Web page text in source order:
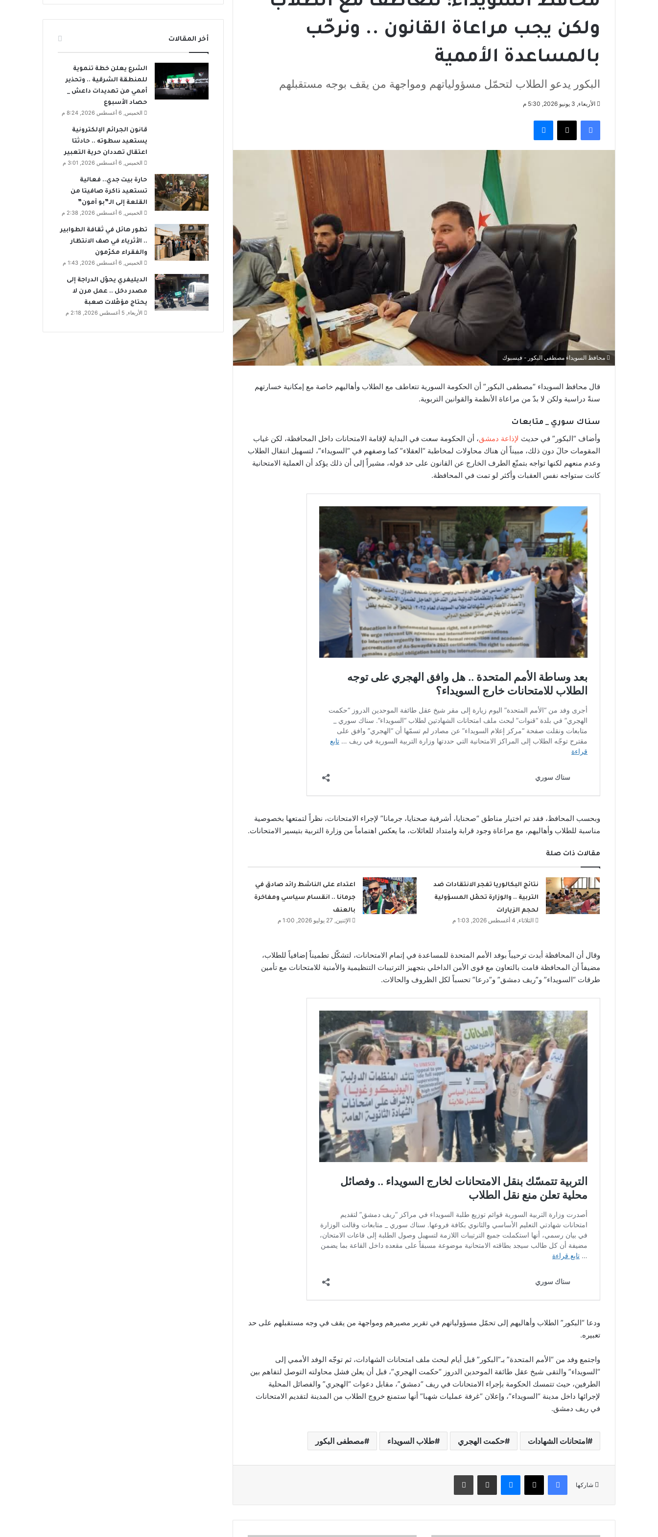
ولكن يجب مراعاة القانون .. ونرحّب
بالمساعدة الأممية
البكور يدعو الطلاب لتحمّل مسؤولياتهم ومواجهة من يقف بوجه مستقبلهم
الأربعاء, 3 يونيو 2026, 5:30 م
فيسبوك
محافظ السويداء مصطفى البكور - فيسبوك
قال محافظ السويداء “مصطفى البكور” أن الحكومة السورية تتعاطف مع الطلاب وأهاليهم خاصة مع إمكانية خسارتهم
سنةً دراسية ولكن لا بدّ من مراعاة الأنظمة والقوانين التربوية.
سناك سوري _ متابعات
وأضاف “البكور” في حديث لإذاعة دمشق، أن الحكومة سعت في البداية لإقامة الامتحانات داخل المحافظة، لكن غياب
المقومات حالَ دون ذلك، مبيناً أن هناك محاولات لمخاطبة “العقلاء” كما وصفهم في “السويداء”، لتسهيل انتقال الطلاب
وعدم منعهم لكنها تواجه بتمنّع الطرف الخارج عن القانون على حد قوله، مشيراً إلى أن ذلك يؤكد أن العملية الامتحانية
كانت ستواجه نفس العقبات وأكثر لو تمت في المحافظة.
وبحسب المحافظ، فقد تم اختيار مناطق “صحنايا، أشرفية صحنايا، جرمانا” لإجراء الامتحانات، نظراً لتمتعها بخصوصية
مناسبة للطلاب وأهاليهم، مع مراعاة وجود قرابة وامتداد للعائلات، ما يعكس اهتماماً من وزارة التربية بتيسير الامتحانات.
مقالات ذات صلة
نتائج البكالوريا تفجر الانتقادات ضد
التربية .. والوزارة تحمّل المسؤولية
لحجم الزيارات
الثلاثاء, 4 أغسطس 2026, 1:03 م
اعتداء على الناشط رائد صادق في
جرمانا .. انقسام سياسي ومفاخرة
بالعنف
الإثنين, 27 يوليو 2026, 1:00 م
وقال أن المحافظة أبدت ترحيباً بوفد الأمم المتحدة للمساعدة في إتمام الامتحانات، لتشكّل تطميناً إضافياً للطلاب،
مضيفاً أن المحافظة قامت بالتعاون مع قوى الأمن الداخلي بتجهيز الترتيبات التنظيمية والأمنية للامتحانات مع تأمين
طرقات “السويداء” و”ريف دمشق” و”درعا” تحسباً لكل الظروف والحالات.
ودعا “البكور” الطلاب وأهاليهم إلى تحمّل مسؤولياتهم في تقرير مصيرهم ومواجهة من يقف في وجه مستقبلهم على حد
تعبيره.
واجتمع وفد من “الأمم المتحدة” بـ”البكور” قبل أيام لبحث ملف امتحانات الشهادات، ثم توجّه الوفد الأممي إلى
“السويداء” والتقى شيخ عقل طائفة الموحدين الدروز “حكمت الهجري”، قبل أن يعلن فشل محاولته التوصل لتفاهم بين
الطرفين، حيث تتمسك الحكومة بإجراء الامتحانات في ريف “دمشق”، مقابل دعوات “الهجري” والفصائل المحلية
لإجرائها داخل مدينة “السويداء”، وإعلان “غرفة عمليات شهبا” أنها ستمنع خروج الطلاب من المدينة لتقديم الامتحانات
في ريف دمشق.
امتحانات الشهادات حكمت الهجري طلاب السويداء مصطفى البكور
شاركها
فيسبوك
أخر المقالات
الشرع يعلن خطة تنموية
للمنطقة الشرقية .. وتحذير
أممي من تهديدات داعش _
حصاد الأسبوع
الخميس, 6 أغسطس 2026, 8:24 م
قانون الجرائم الإلكترونية
يستعيد سطوته .. حادثتا
اعتقال تهددان حرية التعبير
الخميس, 6 أغسطس 2026, 3:01 م
حارة بيت جدي.. فعالية
تستعيد ذاكرة صافيتا من
القلعة إلى الـ”بو آمون”
الخميس, 6 أغسطس 2026, 2:38 م
تطور هائل في ثقافة الطوابير
.. الأثرياء في صف الانتظار
والفقراء مكرّمون
الخميس, 6 أغسطس 2026, 1:43 م
الديليفري يحوّل الدراجة إلى
مصدر دخل .. عمل مرن لا
يحتاج مؤهّلات صعبة
الأربعاء, 5 أغسطس 2026, 2:18 م